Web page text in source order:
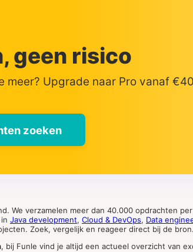
geen risico
meer? Upgrade naar Pro vanaf
zoeken
We verzamelen meer dan 40.000 opdrachten
Java development, Cloud & DevOps, Data
Zoek, vergelijk en reageer direct bij de
, bij Funle vind je altijd een actueel overzicht van